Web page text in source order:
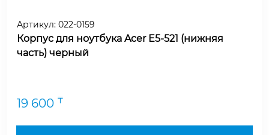
Артикул: 022-0159
Корпус для ноутбука Acer E5-521 (нижняя
часть) черный
19 600 ₸